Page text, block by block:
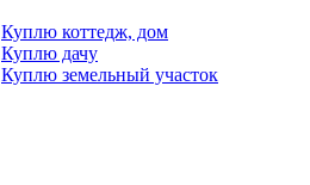
Куплю коттедж, дом
Куплю дачу
Куплю земельный участок